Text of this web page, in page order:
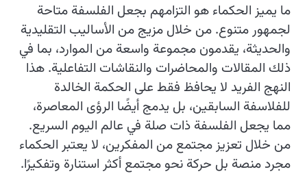
ما يميز الحكماء هو التزامهم بجعل الفلسفة متاحة
لجمهور متنوع. من خلال مزيج من الأساليب التقليدية
والحديثة، يقدمون مجموعة واسعة من الموارد، بما في
ذلك المقالات والمحاضرات والنقاشات التفاعلية. هذا
النهج الفريد لا يحافظ فقط على الحكمة الخالدة
للفلاسفة السابقين، بل يدمج أيضًا الرؤى المعاصرة،
مما يجعل الفلسفة ذات صلة في عالم اليوم السريع.
من خلال تعزيز مجتمع من المفكرين، لا يعتبر الحكماء
مجرد منصة بل حركة نحو مجتمع أكثر استنارة وتفكيرًا.